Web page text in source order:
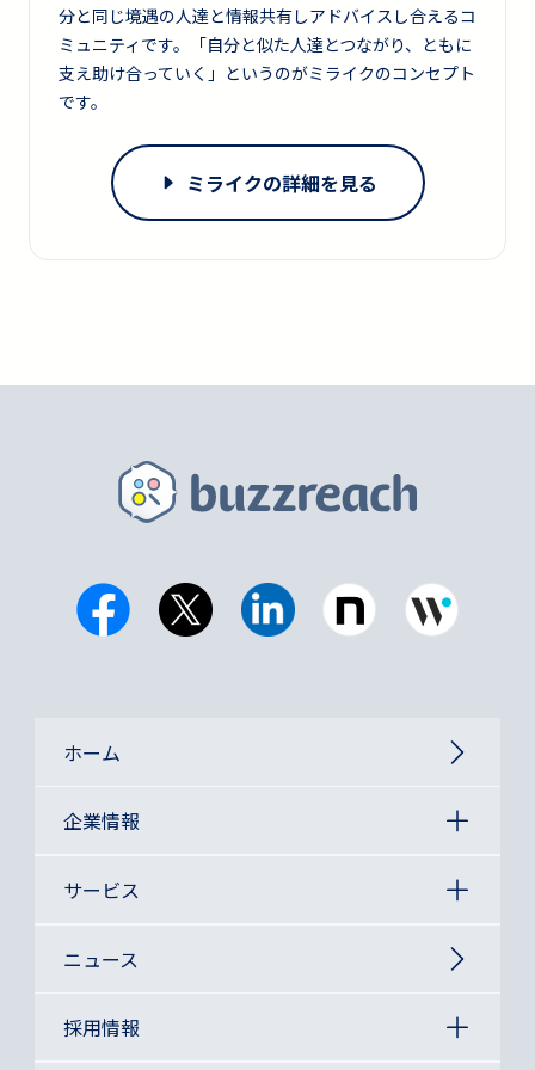
分と同じ境遇の人達と情報共有しアドバイスし合えるコ
ミュニティです。「自分と似た人達とつながり、ともに
支え助け合っていく」というのがミライクのコンセプト
です。
ミライクの詳細を見る
ホーム
企業情報
サービス
ニュース
採用情報